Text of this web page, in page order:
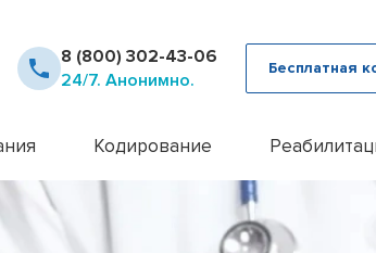
8 (800) 302-43-06
24/7. Анонимно.
Бесплатная
наркозависимых
от наркомании
Кодирование
Кодирование Аквилонг
Кодирование алкоголизма на дому
Day Top
Консультация психолога
Лечение алкоголизма с